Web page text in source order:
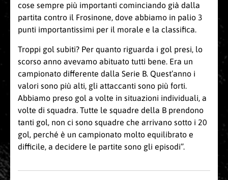
cose sempre più importanti cominciando già dalla
partita contro il Frosinone, dove abbiamo in palio 3
punti importantissimi per il morale e la classifica.
Troppi gol subiti? Per quanto riguarda i gol presi, lo
scorso anno avevamo abituato tutti bene. Era un
campionato differente dalla Serie B. Quest’anno i
valori sono più alti, gli attaccanti sono più forti.
Abbiamo preso gol a volte in situazioni individuali, a
volte di squadra. Tutte le squadre della B prendono
tanti gol, non ci sono squadre che arrivano sotto i 20
gol, perché è un campionato molto equilibrato e
difficile, a decidere le partite sono gli episodi”.